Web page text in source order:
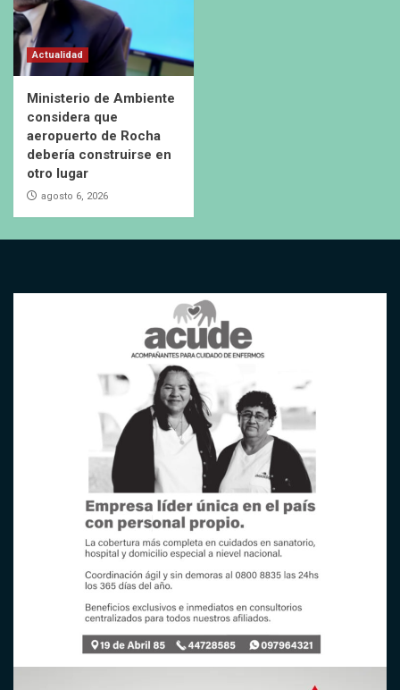
Actualidad
Ministerio de Ambiente
considera que
aeropuerto de Rocha
debería construirse en
otro lugar
agosto 6, 2026